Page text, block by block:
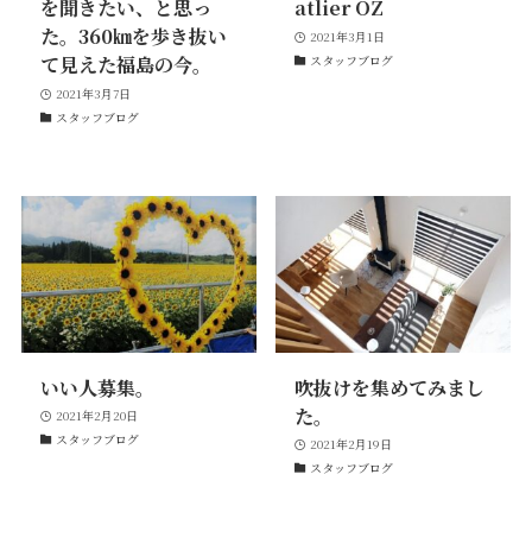
を聞きたい、と思っ
た。360㎞を歩き抜い
て見えた福島の今。
2021年3月7日
スタッフブログ
atlier OZ
2021年3月1日
スタッフブログ
いい人募集。
2021年2月20日
スタッフブログ
吹抜けを集めてみまし
た。
2021年2月19日
スタッフブログ